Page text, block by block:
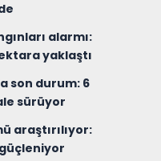
alarmı:
yaklaştı
son durum: 6
sürüyor
araştırılıyor: